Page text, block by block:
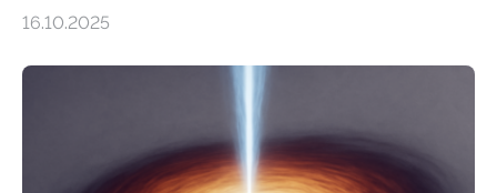
Größenordnung von Atomen gilt, deren physikalische
Quantenmotoren voranbringen. Das
Wissenschaftsjournal Science Advances veröffentlichte
16.10.2025